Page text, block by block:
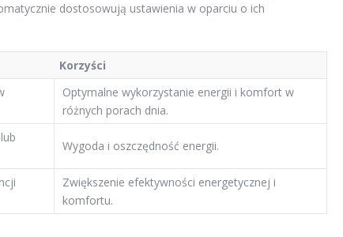
dostosowują ustawienia w oparciu o ich
Korzyści
Optymalne wykorzystanie energii i komfort w
różnych porach dnia.
Wygoda i oszczędność energii.
Zwiększenie efektywności energetycznej i
komfortu.